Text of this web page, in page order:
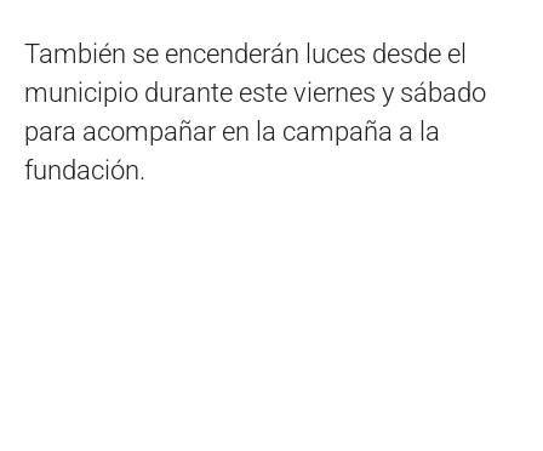
También se encenderán luces desde el
municipio durante este viernes y sábado
para acompañar en la campaña a la
fundación.